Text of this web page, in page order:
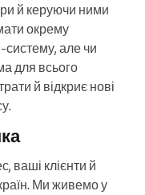
й керуючи ними
окрему
але чи
для всього
й відкриє нові
ваші клієнти й
Ми живемо у